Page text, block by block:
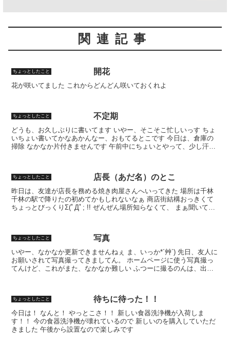
関連記事
ちょっとしたこと 開花
花が咲いてました これからどんどん咲いておくれよ
ちょっとしたこと 不定期
どうも、お久しぶりに書いてます いやー、そこそこ忙しいっす ちょ
いちょい書いてかなあかんなー、おもてるとこです 今日は、倉庫の
掃除 なかなか片付きませんです 午前中にちょいとやって、少し汗か
ちょっとしたこと 店長（あだ名）のとこ
昨日は、友達が店長を務める焼き肉屋さんへいってきた 場所は千林
千林の駅で降りたの初めてかもしれないなぁ 商店街結構おっきくて
ちょっとびっくりΣ(ﾟДﾟ; !! ぜんぜん場所知らなくて、 まぁ聞いてて
ちょっとしたこと 写真
いやー、なかなか更新できませんねぇ ま、いっか*´艸`) 先日、友人に
お願いされて写真撮ってきましてん。 ホームページに使う写真撮っ
てんけど、これがまた、なかなか難しい ふつーに撮るのんは、出来
ちょっとしたこと 待ちに待った！！
今日は！ なんと！ やっとこさ！！ 新しい食器洗浄機が入荷しま
す！！ 今の食器洗浄機が壊れているので 新しいのを購入していただ
きました 午後から設置なので楽しみです